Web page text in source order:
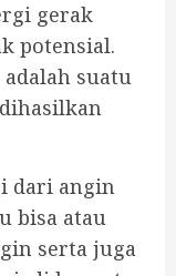
gerak
potensial.
suatu
dari angin
bisa atau
serta juga